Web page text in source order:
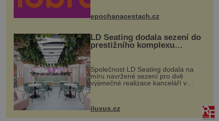
mohou těšit na víno, burčák, pes...
epochanacestach.cz
LD Seating dodala sezení do
prestižního komplexu
MediaCityUK v Salfordu
Společnost LD Seating dodala na
míru navržené sezení pro dvě
výjimečné realizace kanceláří v
areálu MediaCityUK v anglickém
budov Media...
iluxus.cz